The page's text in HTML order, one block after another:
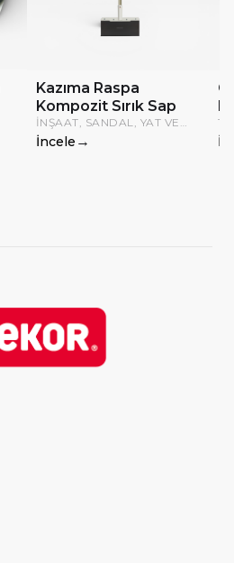
Kazıma Raspa
Kompozit Sırık Sap
İNŞAAT, SANDAL, YAT VE
PARKE ZEMINLERININ
KAZINMASINDA
İncele →